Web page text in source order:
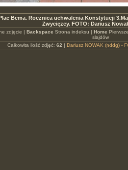
Bema. Rocznica uchwalenia Konstytucji
Zwycięzcy. FOTO: Dariusz
zdjęcie | Backspace Strona indeksu | Home
slajdów
Całkowita ilość zdjęć: 62 | Dariusz NOWAK (nddg) -